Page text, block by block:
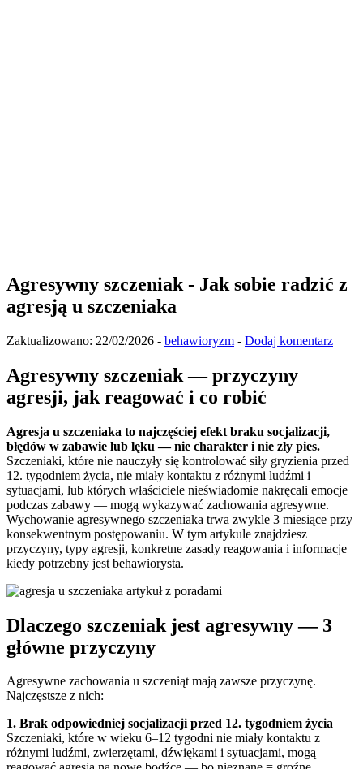
Agresywny szczeniak - Jak sobie radzić z
agresją u szczeniaka
Zaktualizowano: 22/02/2026 - behawioryzm - Dodaj komentarz
Agresywny szczeniak — przyczyny
agresji, jak reagować i co robić
Agresja u szczeniaka to najczęściej efekt braku socjalizacji,
błędów w zabawie lub lęku — nie charakter i nie zły pies.
Szczeniaki, które nie nauczyły się kontrolować siły gryzienia przed
12. tygodniem życia, nie miały kontaktu z różnymi ludźmi i
sytuacjami, lub których właściciele nieświadomie nakręcali emocje
podczas zabawy — mogą wykazywać zachowania agresywne.
Wychowanie agresywnego szczeniaka trwa zwykle 3 miesiące przy
konsekwentnym postępowaniu. W tym artykule znajdziesz
przyczyny, typy agresji, konkretne zasady reagowania i informacje
kiedy potrzebny jest behawiorysta.
Dlaczego szczeniak jest agresywny — 3
główne przyczyny
Agresywne zachowania u szczeniąt mają zawsze przyczynę.
Najczęstsze z nich:
1. Brak odpowiedniej socjalizacji przed 12. tygodniem życia
Szczeniaki, które w wieku 6–12 tygodni nie miały kontaktu z
różnymi ludźmi, zwierzętami, dźwiękami i sytuacjami, mogą